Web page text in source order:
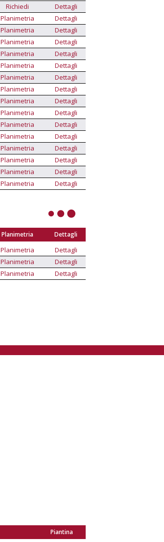
Richiedi
Dettagli
Planimetria
Dettagli
Planimetria
Dettagli
Planimetria
Dettagli
Planimetria
Dettagli
Planimetria
Dettagli
Planimetria
Dettagli
Planimetria
Dettagli
Planimetria
Dettagli
Planimetria
Dettagli
Planimetria
Dettagli
Planimetria
Dettagli
Planimetria
Dettagli
Planimetria
Dettagli
Planimetria
Dettagli
Planimetria Dettagli
Planimetria Dettagli
Planimetria
Dettagli
Planimetria
Dettagli
Planimetria Dettagli
Piantina